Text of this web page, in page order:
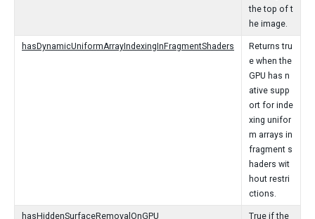
the top of t
he image.
hasDynamicUniformArrayIndexingInFragmentShaders
Returns tru
e when the
GPU has n
ative supp
ort for inde
xing unifor
m arrays in
fragment s
haders wit
hout restri
ctions.
hasHiddenSurfaceRemovalOnGPU True if the